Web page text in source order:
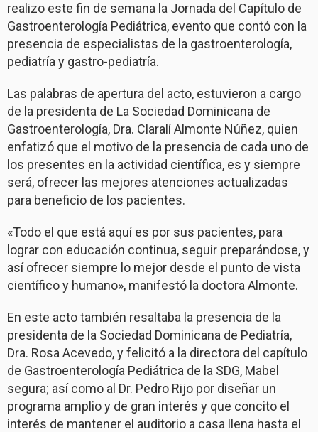
realizo este fin de semana la Jornada del Capítulo de
Gastroenterología Pediátrica, evento que contó con la
presencia de especialistas de la gastroenterología,
pediatría y gastro-pediatría.
Las palabras de apertura del acto, estuvieron a cargo
de la presidenta de La Sociedad Dominicana de
Gastroenterología, Dra. Claralí Almonte Núñez, quien
enfatizó que el motivo de la presencia de cada uno de
los presentes en la actividad científica, es y siempre
será, ofrecer las mejores atenciones actualizadas
para beneficio de los pacientes.
«Todo el que está aquí es por sus pacientes, para
lograr con educación continua, seguir preparándose, y
así ofrecer siempre lo mejor desde el punto de vista
científico y humano», manifestó la doctora Almonte.
En este acto también resaltaba la presencia de la
presidenta de la Sociedad Dominicana de Pediatría,
Dra. Rosa Acevedo, y felicitó a la directora del capítulo
de Gastroenterología Pediátrica de la SDG, Mabel
segura; así como al Dr. Pedro Rijo por diseñar un
programa amplio y de gran interés y que concito el
interés de mantener el auditorio a casa llena hasta el